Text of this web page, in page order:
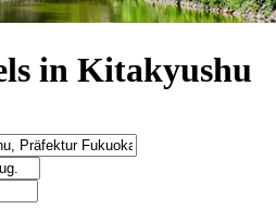
in Kitakyushu